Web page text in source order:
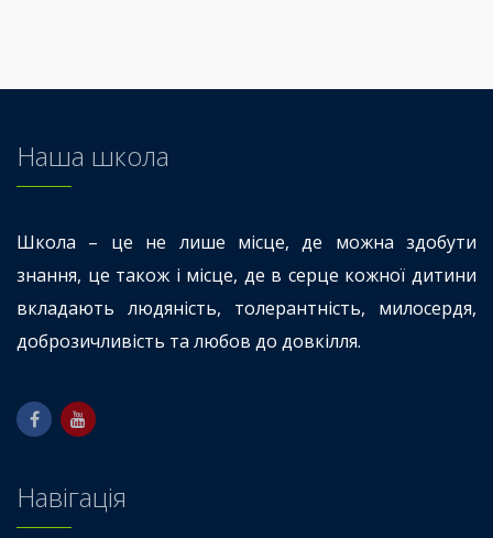
Наша школа
Школа – це не лише місце, де можна здобути
знання, це також і місце, де в серце кожної дитини
вкладають людяність, толерантність, милосердя,
доброзичливість та любов до довкілля.
Навігація